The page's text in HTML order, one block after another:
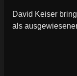
David Keiser
als